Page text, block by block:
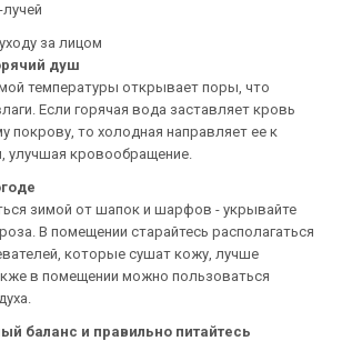
за лицом
душ
температуры открывает поры, что
Если горячая вода заставляет кровь
покрову, то холодная направляет ее к
улучшая кровообращение.
зимой от шапок и шарфов - укрывайте
В помещении старайтесь располагаться
которые сушат кожу, лучше
в помещении можно пользоваться
баланс и правильно питайтесь